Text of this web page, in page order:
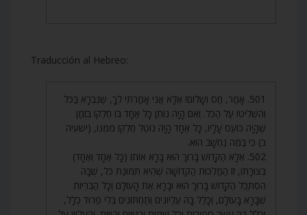
Traducción al Hebreo:
501. אָמַר, חַס וְשָׁלוֹם! אֶלָּא אֲנִי אָמַרְתִּי לְךָ, שֶׁנִּבְרָא בַּכֹּל
וְהִשְׁלִיטוֹ עַל הַכֹּל. וְאִם הָיָה נוֹתֵן כָּל אֶחָד בּוֹ חֶלְקוֹ בִּזְמַן
שֶׁהָיָה כּוֹעֵס עָלָיו, כָּל אֶחָד הָיָה נוֹטֵל חֶלְקוֹ מִמֶּנּוּ, (ישעיה
ב) כִּי בַמֶּה נֶחְשָׁב הוּא.
502. אֶלָּא הַקָּדוֹשׁ בָּרוּךְ הוּא בָּרָא אוֹתוֹ (כָּל אֶחָד וְאֶחָד)
בְּצוּרָתוֹ, זוֹ הַמַּלְכוּת הַקְּדוֹשָׁה שֶׁהִיא תְּמוּנַת כֹּל, שֶׁבָּהּ
הִסְתַּכֵּל הַקָּדוֹשׁ בָּרוּךְ הוּא וּבָרָא אֶת הָעוֹלָם וְכָל הַבְּרִיּוֹת
שֶׁבָּרָא בָּעוֹלָם, וְכָלַל בָּהּ עֶלְיוֹנִים וְתַחְתּוֹנִים בְּלִי פֵרוּד כְּלָל,